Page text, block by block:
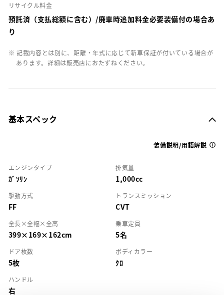
リサイクル料金
預託済（支払総額に含む）/廃車時追加料金必要装備付の場合あ
り
※ 記載内容とは別に、距離・年式に応じて新車保証が付いている場合が
あります。詳細は販売店におたずねください。
基本スペック
装備説明/用語解説
エンジンタイプ
ｶﾞｿﾘﾝ
排気量
1,000cc
駆動方式
FF
トランスミッション
CVT
全長×全幅×全高
399×169×162cm
乗車定員
5名
ドア枚数
5枚
ボディカラー
ｸﾛ
ハンドル
右